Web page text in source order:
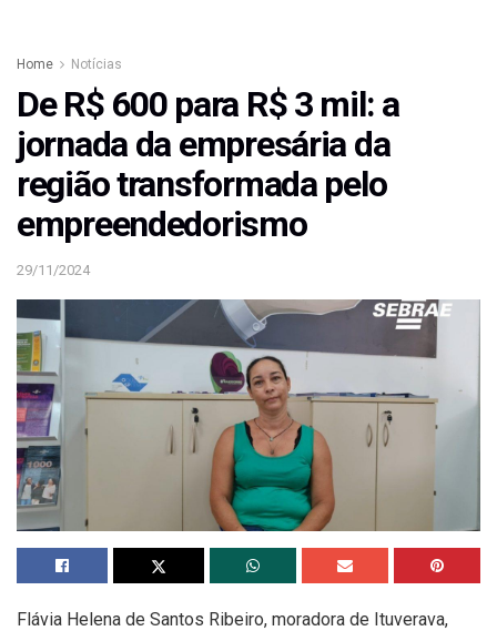
Home Notícias
De R$ 600 para R$ 3 mil: a
jornada da empresária da
região transformada pelo
empreendedorismo
29/11/2024
Flávia Helena de Santos Ribeiro, moradora de Ituverava,